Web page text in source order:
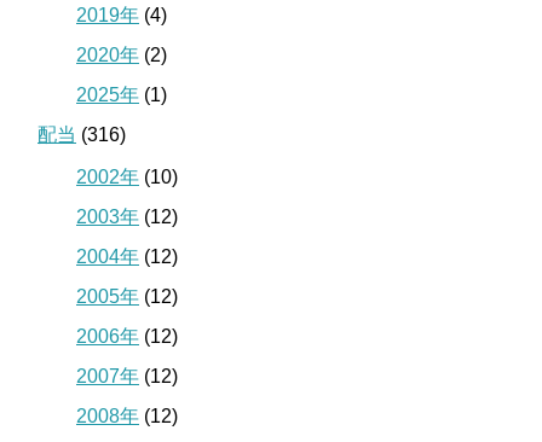
2019年 (4)
2020年 (2)
2025年 (1)
配当 (316)
2002年 (10)
2003年 (12)
2004年 (12)
2005年 (12)
2006年 (12)
2007年 (12)
2008年 (12)